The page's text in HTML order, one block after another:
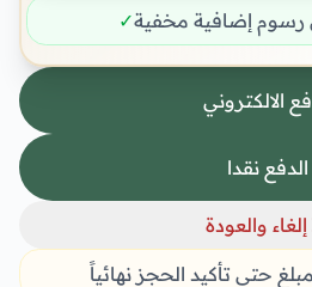
رسوم إضافية مخفية✓
الالكتروني
الدفع نقدا
إلغاء والعودة
حتى تأكيد الحجز نهائياً